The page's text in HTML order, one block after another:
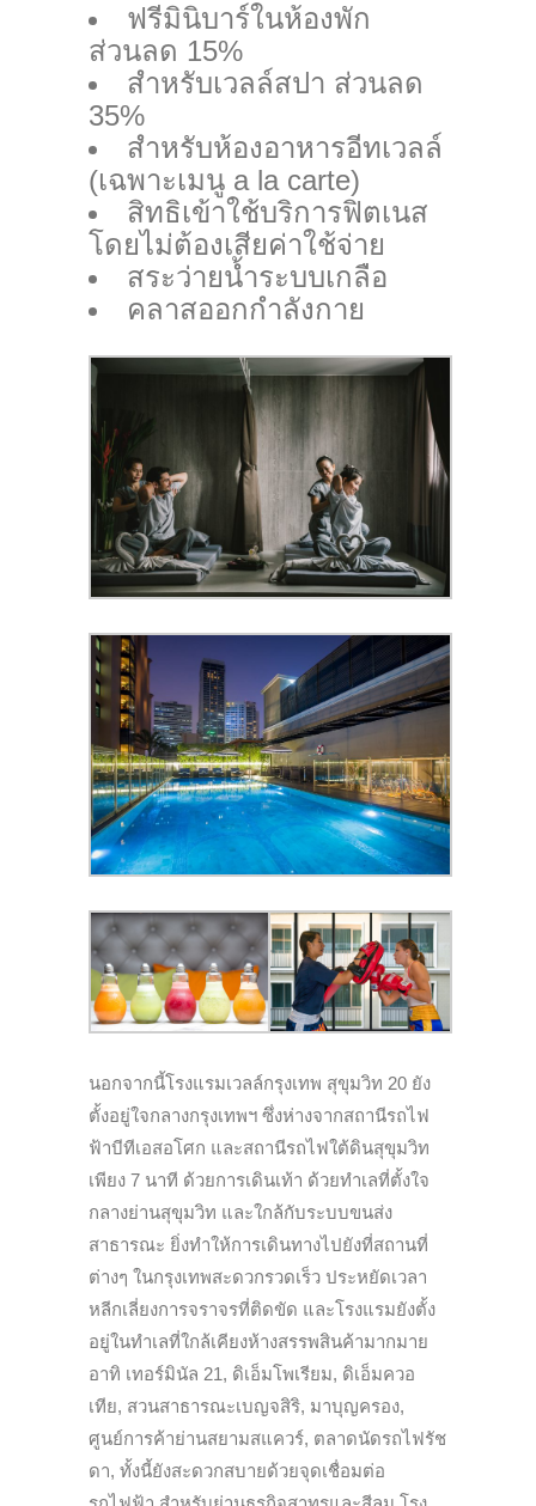
ฟรีมินิบาร์ในห้องพัก
ส่วนลด 15%
สำหรับเวลล์สปา ส่วนลด
35%
สำหรับห้องอาหารอีทเวลล์
(เฉพาะเมนู a la carte)
สิทธิเข้าใช้บริการฟิตเนส
โดยไม่ต้องเสียค่าใช้จ่าย
สระว่ายน้ำระบบเกลือ
คลาสออกกำลังกาย
นอกจากนี้โรงแรมเวลล์กรุงเทพ สุขุมวิท 20 ยัง
ตั้งอยู่ใจกลางกรุงเทพฯ ซึ่งห่างจากสถานีรถไฟ
ฟ้าบีทีเอสอโศก และสถานีรถไฟใต้ดินสุขุมวิท
เพียง 7 นาที ด้วยการเดินเท้า ด้วยทำเลที่ตั้งใจ
กลางย่านสุขุมวิท และใกล้กับระบบขนส่ง
สาธารณะ ยิ่งทำให้การเดินทางไปยังที่สถานที่
ต่างๆ ในกรุงเทพสะดวกรวดเร็ว ประหยัดเวลา
หลีกเลี่ยงการจราจรที่ติดขัด และโรงแรมยังตั้ง
อยู่ในทำเลที่ใกล้เคียงห้างสรรพสินค้ามากมาย
อาทิ เทอร์มินัล 21, ดิเอ็มโพเรียม, ดิเอ็มควอ
เทีย, สวนสาธารณะเบญจสิริ, มาบุญครอง,
ศูนย์การค้าย่านสยามสแควร์, ตลาดนัดรถไฟรัช
ดา, ทั้งนี้ยังสะดวกสบายด้วยจุดเชื่อมต่อ